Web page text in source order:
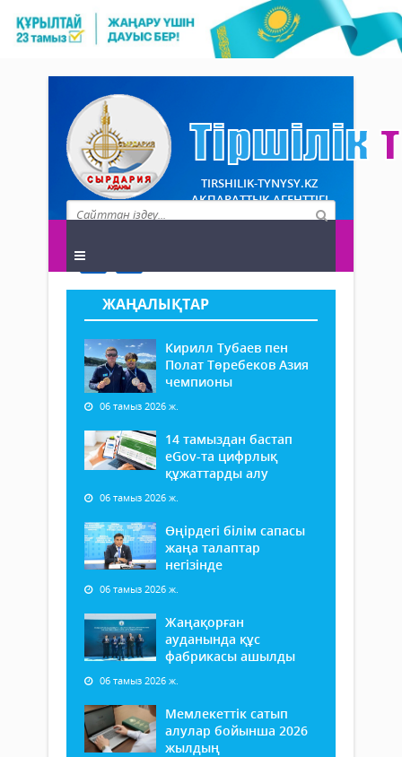
TIRSHILIK-TYNYSY.KZ
АҚПАРАТТЫҚ АГЕНТТІГІ
ЖАҢАЛЫҚТАР
Кирилл Тубаев пен
Полат Төребеков Азия
чемпионы
06 тамыз 2026 ж.
14 тамыздан бастап
еGov-та цифрлық
құжаттарды алу
06 тамыз 2026 ж.
Өңірдегі білім сапасы
жаңа талаптар
негізінде
06 тамыз 2026 ж.
Жаңақорған
ауданында құс
фабрикасы ашылды
06 тамыз 2026 ж.
Мемлекеттік сатып
алулар бойынша 2026
жылдың